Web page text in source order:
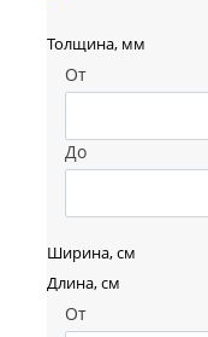
Толщина, мм
От
До
Ширина, см
Длина, см
От